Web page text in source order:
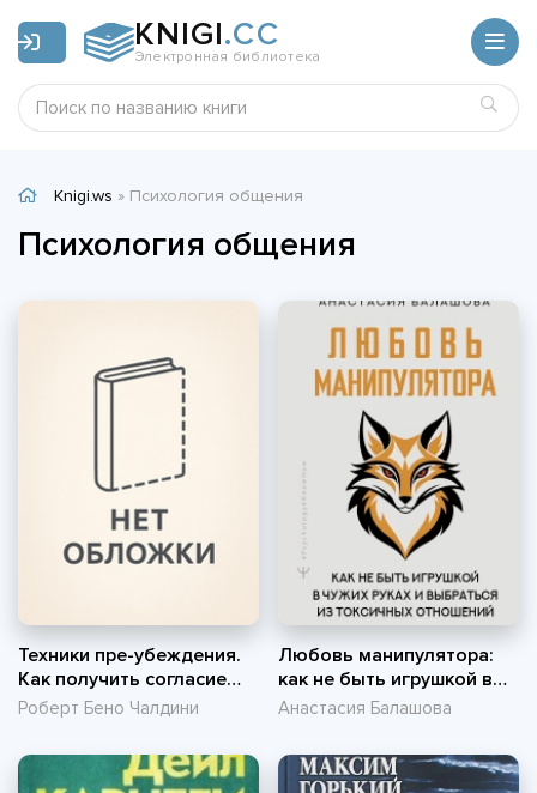
KNIGI.CC
Электронная библиотека
Knigi.ws » Психология общения
Психология общения
Техники пре-убеждения.
Как получить согласие
оппонента еще до начала
Роберт Бено Чалдини
Любовь манипулятора:
как не быть игрушкой в
чужих руках и выбраться
Анастасия Балашова